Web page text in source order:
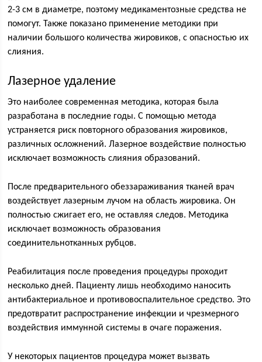
2-3 см в диаметре, поэтому медикаментозные средства не
помогут. Также показано применение методики при
наличии большого количества жировиков, с опасностью их
слияния.
Лазерное удаление
Это наиболее современная методика, которая была
разработана в последние годы. С помощью метода
устраняется риск повторного образования жировиков,
различных осложнений. Лазерное воздействие полностью
исключает возможность слияния образований.
После предварительного обеззараживания тканей врач
воздействует лазерным лучом на область жировика. Он
полностью сжигает его, не оставляя следов. Методика
исключает возможность образования
соединительнотканных рубцов.
Реабилитация после проведения процедуры проходит
несколько дней. Пациенту лишь необходимо наносить
антибактериальное и противовоспалительное средство. Это
предотвратит распространение инфекции и чрезмерного
воздействия иммунной системы в очаге поражения.
У некоторых пациентов процедура может вызвать